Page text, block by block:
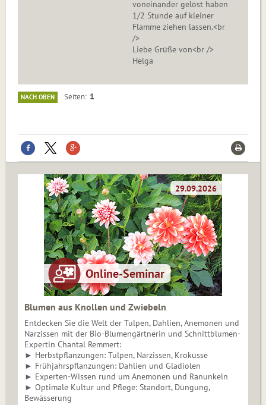
voneinander gelöst haben
1/2 Stunde auf kleiner
Flamme ziehen lassen.<br
/>
Liebe Grüße von<br />
Helga
NACH OBEN Seiten 1
Blumen aus Knollen und Zwiebeln
Entdecken Sie die Welt der Tulpen, Dahlien, Anemonen und
Narzissen mit der Bio-Blumengärtnerin und Schnittblumen-
Expertin Chantal Remmert:
► Herbstpflanzungen: Tulpen, Narzissen, Krokusse
► Frühjahrspflanzungen: Dahlien und Gladiolen
► Experten-Wissen rund um Anemonen und Ranunkeln
► Optimale Kultur und Pflege: Standort, Düngung,
Bewässerung